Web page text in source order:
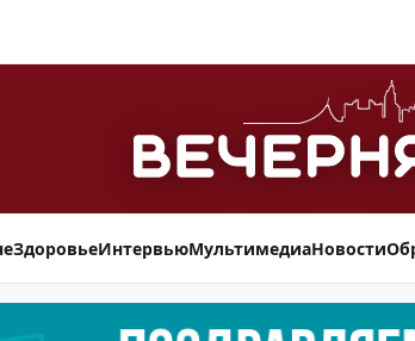
ЗдоровьеИнтервьюМультимедиаНовости